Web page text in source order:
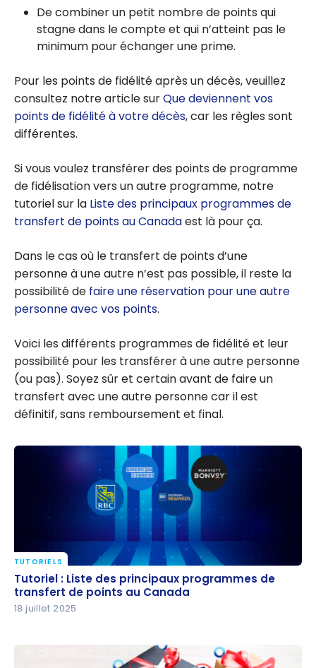
De combiner un petit nombre de points qui
stagne dans le compte et qui n’atteint pas le
minimum pour échanger une prime.
Pour les points de fidélité après un décès, veuillez
consultez notre article surQue deviennent vos
points de fidélité à votre décès, car les règles sont
différentes.
Si vous voulez transférer des points de programme
de fidélisation vers un autre programme, notre
tutoriel sur la Liste des principaux programmes de
transfert de points au Canadaest là pour ça.
Dans le cas où le transfert de points d’une
personne à une autre n’est pas possible, il reste la
possibilité de faire une réservation pour une autre
personne avec vos points.
Voici les différents programmes de fidélité et leur
possibilité pour les transférer à une autre personne
(ou pas). Soyez sûr et certain avant de faire un
transfert avec une autre personne car il est
définitif, sans remboursement et final.
Tutoriel : Liste des principaux programmes de
transfert de points au Canada
TUTORIELS
Tutoriel : Liste des principaux programmes de
transfert de points au Canada
18 juillet 2025